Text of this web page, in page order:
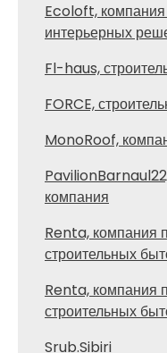
Ecoloft,
интерьерных
Fl-haus,
FORCE,
MonoRoof,
компания
Renta, компания
строительных
Renta, компания
строительных
Srub.Sibiri